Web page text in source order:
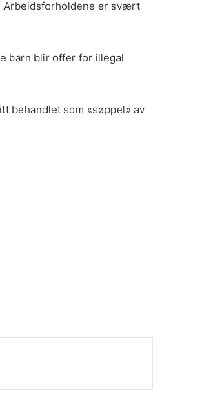
Arbeidsforholdene er svært
barn blir offer for illegal
behandlet som «søppel» av